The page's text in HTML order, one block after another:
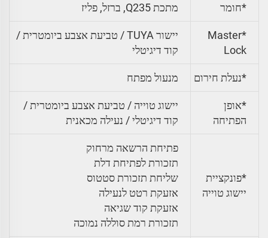
*חומר מתכת Q235, ברזל, פליז
*Master
Lock
יישור TUYA / טביעת אצבע ביומטרית /
קוד דיגיטלי
*נעלת חירום מנעול מפתח
*אופן
הפתיחה
יישוג טוייה / טביעת אצבע ביומטרית /
קוד דיגיטלי / נעילה מכאנית
*פונקציית
יישוג טוייה
פתיחת הרשאה מרחוק
תזכורת לפתיחת דלת
שליחת תזכורת סטטוס
אזעקת רטט לנעילה
אזעקת קוד שגיאה
תזכורת רמת סוללה נמוכה